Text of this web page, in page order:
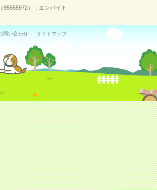
95555972）｜エンバイト
問い合わせ サイトマップ